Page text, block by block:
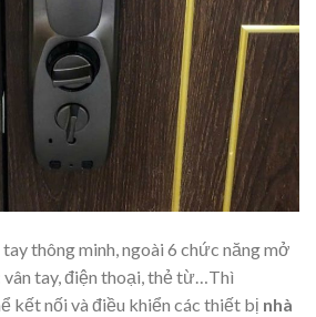
thông minh, ngoài 6 chức năng mở
vân tay, điện thoại, thẻ từ…Thì
kết nối và điều khiển các thiết bị nhà